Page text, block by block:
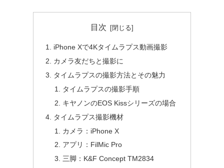
目次
iPhone Xで4Kタイムラプス動画撮影
カメラ友だちと撮影に
タイムラプスの撮影方法とその魅力
タイムラプスの撮影手順
キヤノンのEOS Kissシリーズの場合
タイムラプス撮影機材
カメラ：iPhone X
アプリ：FilMic Pro
三脚：K&F Concept TM2834